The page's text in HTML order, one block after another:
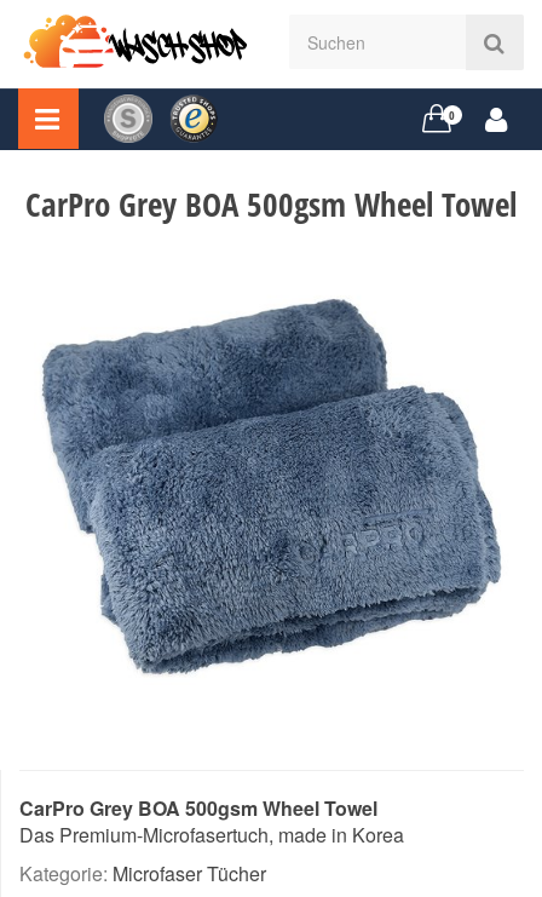
0
CarPro Grey BOA 500gsm Wheel Towel
CarPro Grey BOA 500gsm Wheel Towel
Das Premium-Microfasertuch, made in Korea
Kategorie: Microfaser Tücher